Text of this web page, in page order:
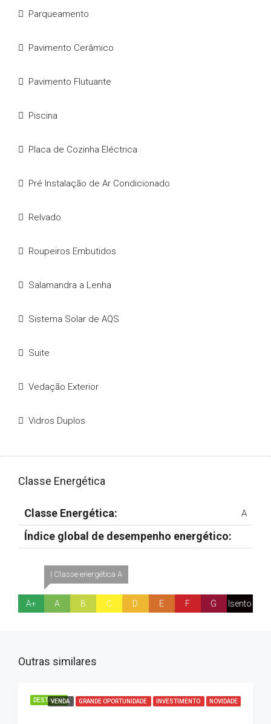
Parqueamento
Pavimento Cerâmico
Pavimento Flutuante
Piscina
Placa de Cozinha Eléctrica
Pré Instalação de Ar Condicionado
Relvado
Roupeiros Embutidos
Salamandra a Lenha
Sistema Solar de AQS
Suite
Vedação Exterior
Vidros Duplos
Classe Energética
Classe Energética: A
Índice global de desempenho energético:
A+
| Classe energética A
A B C D E F G Isento
Outras similares
DESTAQUE
VENDA GRANDE OPORTUNIDADE INVESTIMENTO NOVIDADE